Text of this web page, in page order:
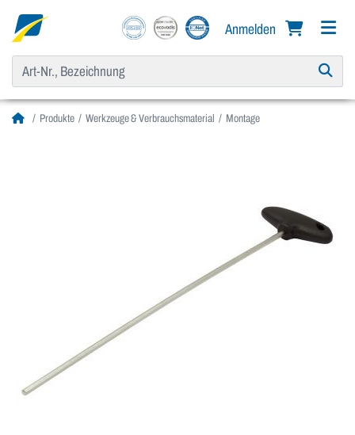
Anmelden
Produkte Werkzeuge & Verbrauchsmaterial Montage